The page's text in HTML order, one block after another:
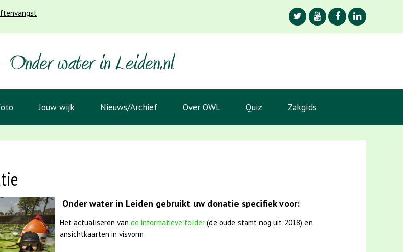
Jouw wijk Nieuws/Archief Over OWL Quiz Zakgids
Onder water in Leiden gebruikt uw donatie specifiek voor:
Het actualiseren van de informatieve folder (de oude stamt nog uit 2018) en
ansichtkaarten in visvorm